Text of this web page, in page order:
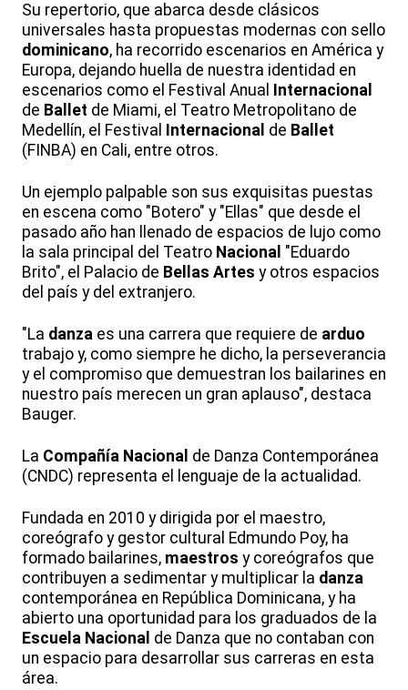
Su repertorio, que abarca desde clásicos
universales hasta propuestas modernas con sello
dominicano, ha recorrido escenarios en América y
Europa, dejando huella de nuestra identidad en
escenarios como el Festival Anual
Internacional
de Ballet de Miami, el Teatro Metropolitano de
Medellín, el Festival
Internacional de Ballet
(FINBA) en Cali, entre otros.
Un ejemplo palpable son sus exquisitas puestas
en escena como "Botero" y "Ellas" que desde el
pasado año han llenado de espacios de lujo como
la sala principal del Teatro Nacional "Eduardo
Brito", el Palacio de Bellas Artes y otros espacios
del país y del extranjero.
"La danza es una carrera que requiere de arduo
trabajo y, como siempre he dicho, la perseverancia
y el compromiso que demuestran los bailarines en
nuestro país merecen un gran aplauso", destaca
Bauger.
La Compañía Nacional de Danza Contemporánea
(CNDC) representa el lenguaje de la actualidad.
Fundada en 2010 y dirigida por el maestro,
coreógrafo y gestor cultural Edmundo Poy, ha
formado bailarines, maestros y coreógrafos que
contribuyen a sedimentar y multiplicar la danza
contemporánea en República Dominicana, y ha
abierto una oportunidad para los graduados de la
Escuela Nacional de Danza que no contaban con
un espacio para desarrollar sus carreras en esta
área.